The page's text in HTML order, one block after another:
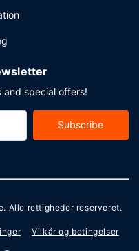
and special offers!
Subscribe
. Alle rettigheder reserveret.
Vilkår og betingelser